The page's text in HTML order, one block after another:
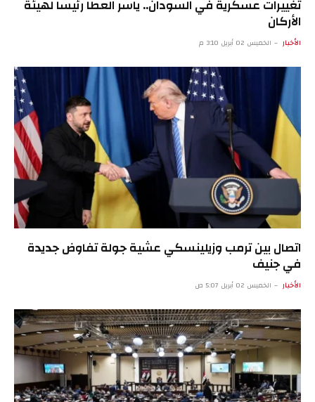
تغييرات عسكرية في السودان.. ياسر العطا رئيساً لهيئة
الأركان
الأخبار الخميس 02 أبريل 3:10 م
اتصال بين ترمب وزيلينسكي عشية جولة تفاوض جديدة
في جنيف
الأخبار الخميس 02 أبريل 5:07 ص